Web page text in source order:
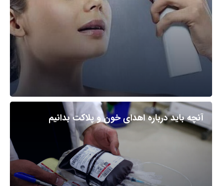
آنچه باید درباره اهدای خون و پلاکت بدانیم